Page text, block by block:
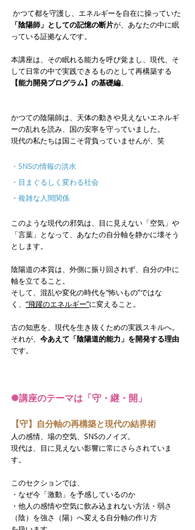
かつて都を守護し、エネルギーを自在に操っていた
「陰陽師」としての記憶の断片が、あなたの中に眠
っている証拠なんです。
本講座は、その眠れる能力を呼び覚まし、現代、そ
して日常の中で実践できるものとして再構築する
【能力開発プログラム】の基礎編。
かつての陰陽師は、天体の動きや見えないエネルギ
ーの乱れを読み、国の安寧を守っていました。
現代の私たちは国こそ背負っていませんが、笑
・SNSの情報の洪水
・目まぐるしく変わる社会
・複雑な人間関係
このような現代の邪気は、目に見えない「空気」や
「言葉」となって、あなたの自分軸を静かに壊そう
とします。
陰陽道の本質は、外側に振り回されず、自分の中に
軸を立てること。
そして、混乱や変化の時代を“怖いもの”ではな
く、 “飛躍のエネルギー”に変えること。
古の知恵を、現代を生き抜くための実践スキルへ。
それが、 今あえて「陰陽道的能力」を開発する理由
です。
✺講座のテーマは「守・継・開」
【守】自分軸の再構築と現代の結界術
人の感情、場の空気、SNSのノイズ。
現代は、目に見えない影響に常にさらされていま
す。
このセクションでは、
・なぜ今「激動」を予感しているのか
・他人の感情や空気に飲み込まれない方法・弱さ
（陰）を強さ（陽）へ変える自分軸の作り方